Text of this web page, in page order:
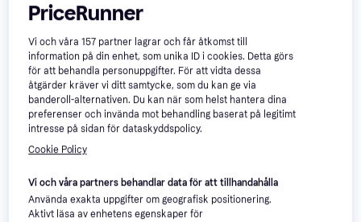
129 kr
4 butiker
Black Diamond Ultralight Ice
Screw 19cm
PriceRunner
Vi och våra157 partner lagrar och får åtkomst till
information på din enhet, som unika ID i cookies. Detta görs
för att behandla personuppgifter. För att vidta dessa
åtgärder kräver vi ditt samtycke, som du kan ge via
banderoll-alternativen. Du kan när som helst hantera dina
preferenser och invända mot behandling baserat på legitimt
intresse på sidan för dataskyddspolicy.
Cookie Policy
Vi och våra partners behandlar data för att tillhandahålla
Använda exakta uppgifter om geografisk positionering.
Aktivt läsa av enhetens egenskaper för